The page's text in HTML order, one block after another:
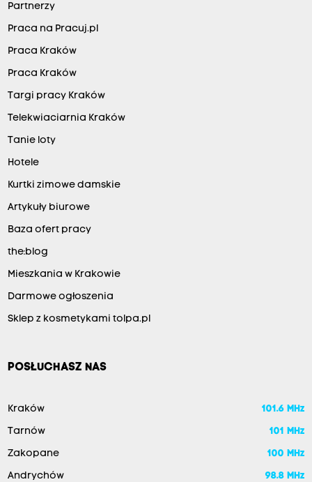
Partnerzy
Praca na Pracuj.pl
Praca Kraków
Praca Kraków
Targi pracy Kraków
Telekwiaciarnia Kraków
Tanie loty
Hotele
Kurtki zimowe damskie
Artykuły biurowe
Baza ofert pracy
the:blog
Mieszkania w Krakowie
Darmowe ogłoszenia
Sklep z kosmetykami tolpa.pl
POSŁUCHASZ NAS
Kraków 101.6 MHz
Tarnów 101 MHz
Zakopane 100 MHz
Andrychów 98.8 MHz